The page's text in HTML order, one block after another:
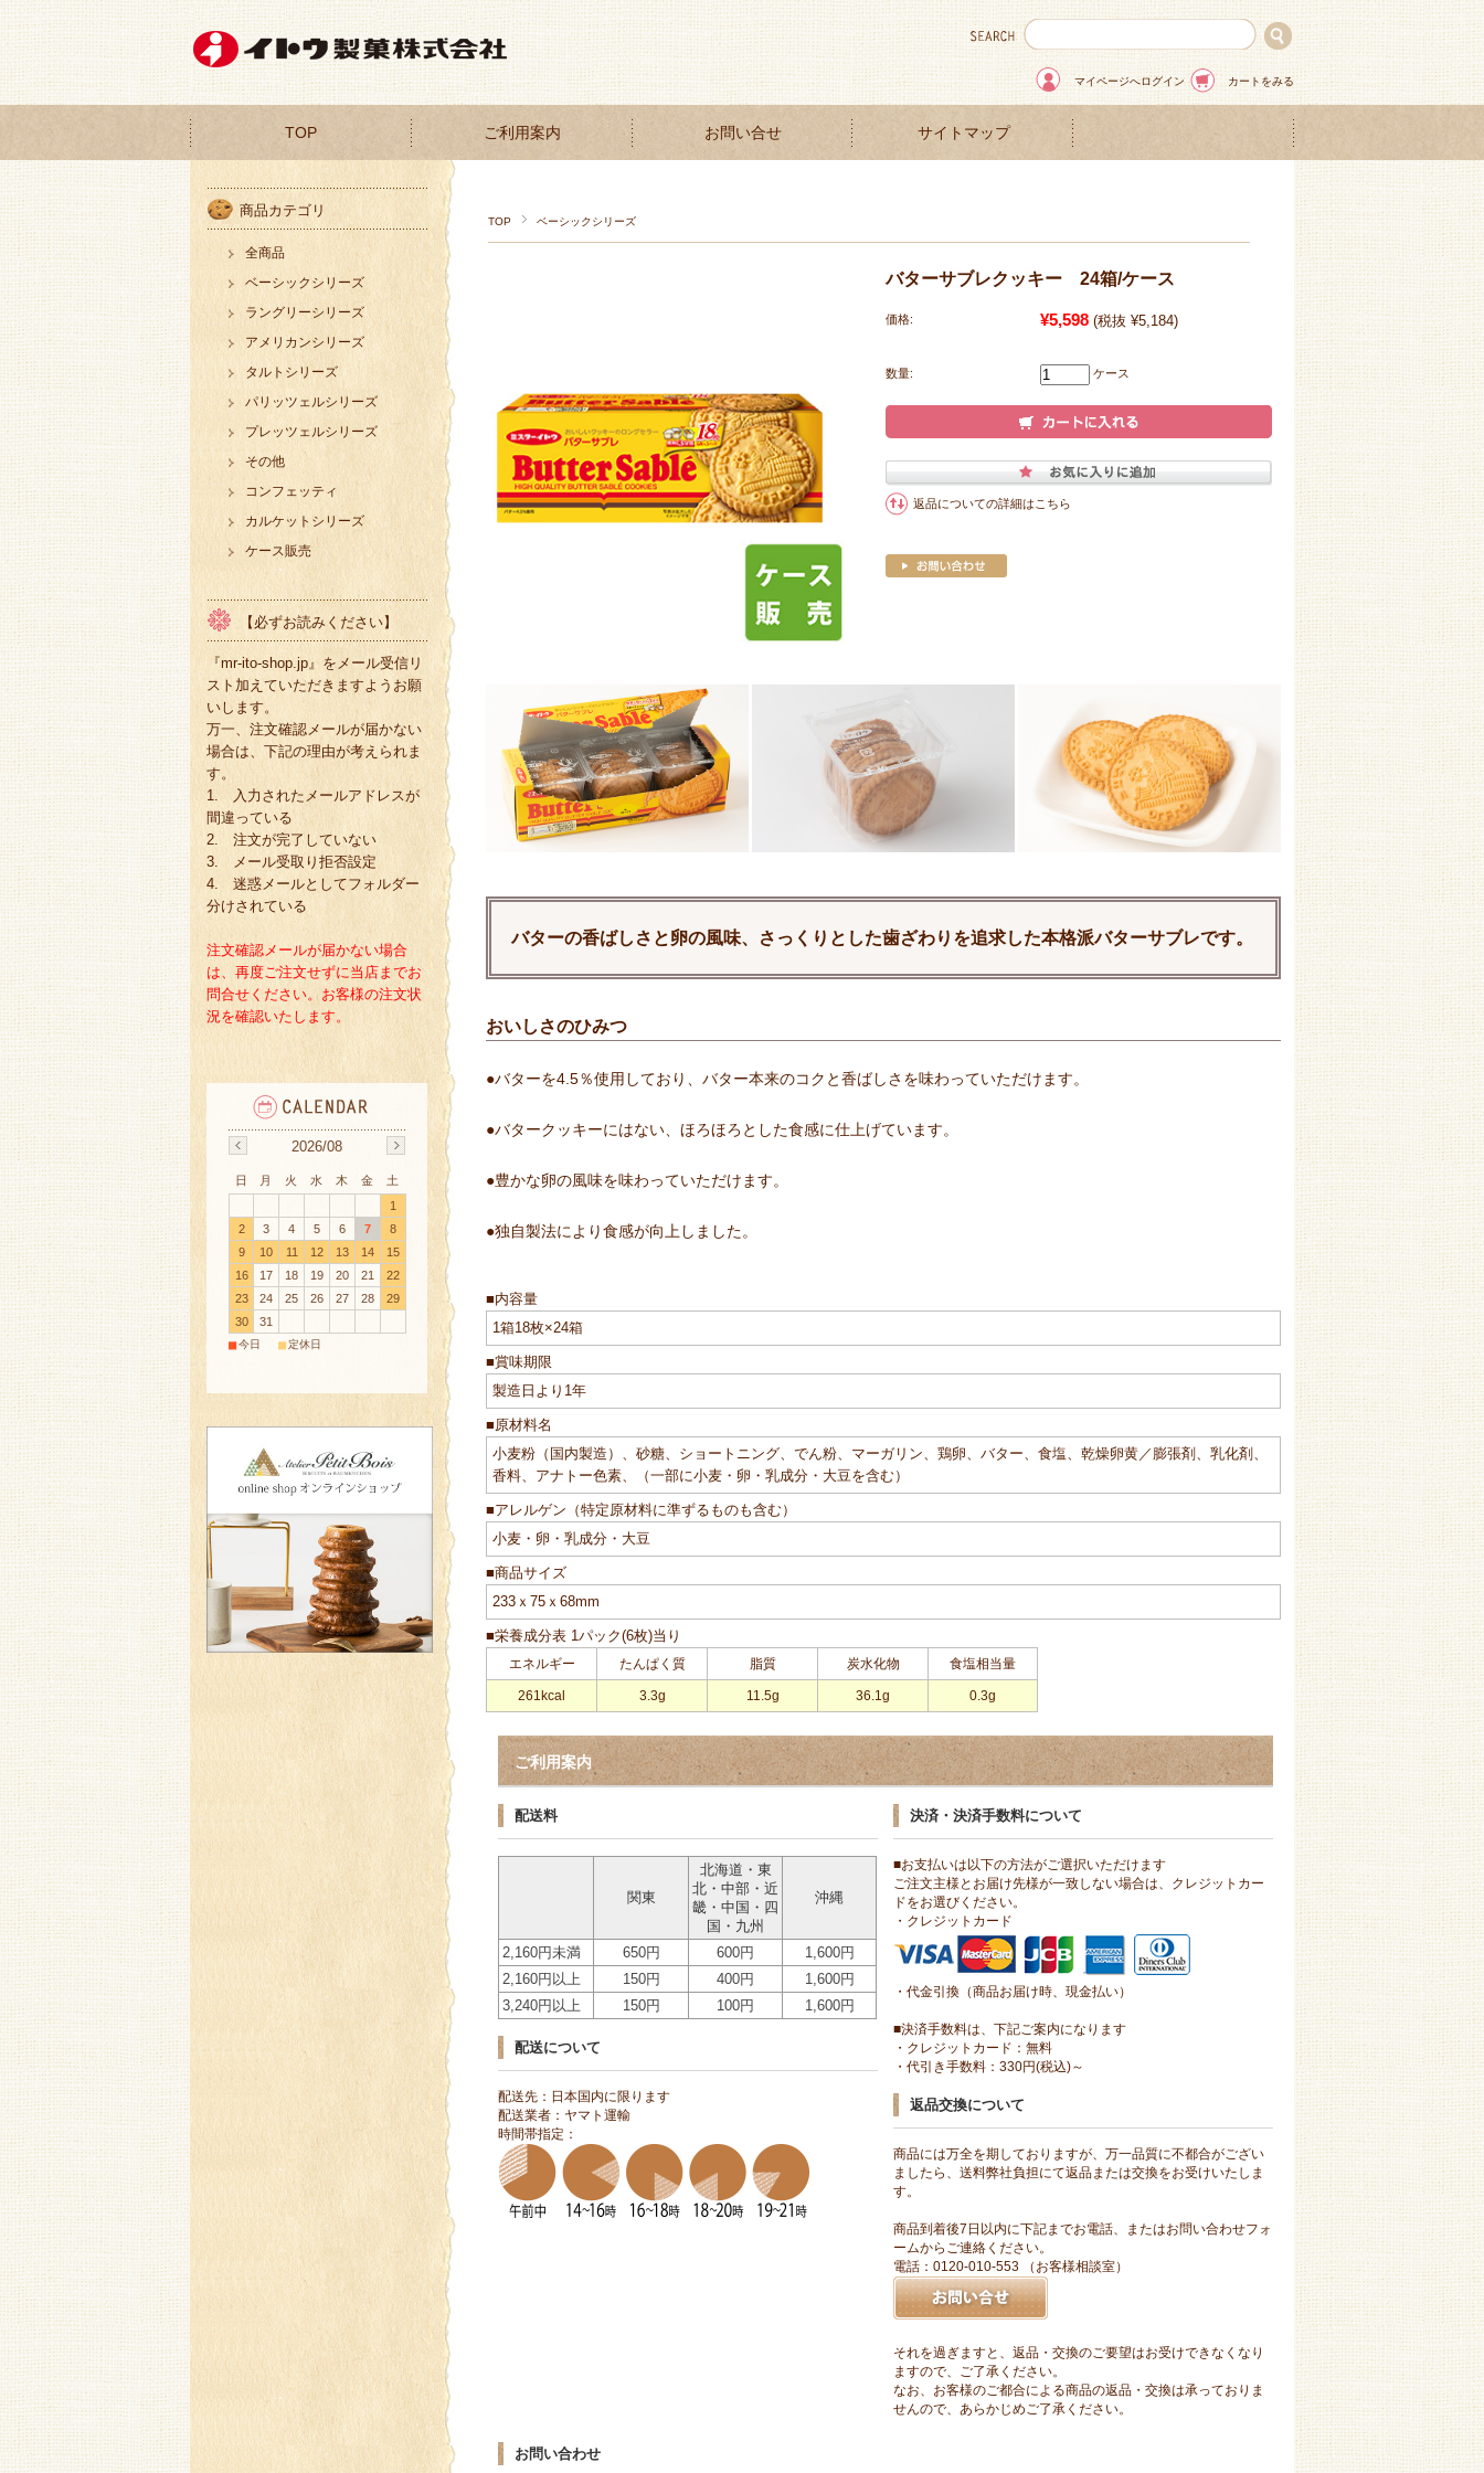
マイページへログイン カートをみる
TOP ご利用案内 お問い合せ サイトマップ
TOP ベーシックシリーズ
バターサブレクッキー 24箱/ケース
価格: ¥5,598 (税抜 ¥5,184)
数量: ケース
返品についての詳細はこちら
バターの香ばしさと卵の風味、さっくりとした歯ざわりを追求した本格派バターサブレです。
おいしさのひみつ
●バターを4.5％使用しており、バター本来のコクと香ばしさを味わっていただけます。
●バタークッキーにはない、ほろほろとした食感に仕上げています。
●豊かな卵の風味を味わっていただけます。
●独自製法により食感が向上しました。
■内容量
1箱18枚×24箱
■賞味期限
製造日より1年
■原材料名
小麦粉（国内製造）、砂糖、ショートニング、でん粉、マーガリン、鶏卵、バター、食塩、乾燥卵黄／膨張剤、乳化剤、
香料、アナトー色素、（一部に小麦・卵・乳成分・大豆を含む）
■アレルゲン（特定原材料に準ずるものも含む）
小麦・卵・乳成分・大豆
■商品サイズ
233ｘ75ｘ68mm
■栄養成分表 1パック(6枚)当り
エネルギー たんぱく質 脂質 炭水化物 食塩相当量
261kcal 3.3g 11.5g 36.1g 0.3g
ご利用案内
配送料
関東
北海道・東
北・中部・近
畿・中国・四
国・九州
沖縄
2,160円未満 650円 600円
1,600円
2,160円以上
150円 400円
1,600円
3,240円以上
150円 100円 1,600円
配送について
配送先：日本国内に限ります
配送業者：ヤマト運輸
時間帯指定：
決済・決済手数料について
■お支払いは以下の方法がご選択いただけます
ご注文主様とお届け先様が一致しない場合は、クレジットカー
ドをお選びください。
・クレジットカード
・代金引換（商品お届け時、現金払い）
■決済手数料は、下記ご案内になります
・クレジットカード：無料
・代引き手数料：330円(税込)～
返品交換について
商品には万全を期しておりますが、万一品質に不都合がござい
ましたら、送料弊社負担にて返品または交換をお受けいたしま
す。
商品到着後7日以内に下記までお電話、またはお問い合わせフォ
ームからご連絡ください。
電話：0120-010-553 （お客様相談室）
それを過ぎますと、返品・交換のご要望はお受けできなくなり
ますので、ご了承ください。
なお、お客様のご都合による商品の返品・交換は承っておりま
せんので、あらかじめご了承ください。
お問い合わせ
商品カテゴリ
全商品
ベーシックシリーズ
ラングリーシリーズ
アメリカンシリーズ
タルトシリーズ
パリッツェルシリーズ
プレッツェルシリーズ
その他
コンフェッティ
カルケットシリーズ
ケース販売
【必ずお読みください】
『mr-ito-shop.jp』をメール受信リ
スト加えていただきますようお願
いします。
万一、注文確認メールが届かない
場合は、下記の理由が考えられま
す。
1. 入力されたメールアドレスが
間違っている
2. 注文が完了していない
3. メール受取り拒否設定
4. 迷惑メールとしてフォルダー
分けされている
注文確認メールが届かない場合
は、再度ご注文せずに当店までお
問合せください。 お客様の注文状
況を確認いたします。
2026/08
日 月 火 水 木 金
土
1
2
3 4 5 6 7
8
9
10 11 12 13 14
15
16
17 18 19 20 21
22
23
24 25 26 27 28
29
30
31
■今日 ■定休日